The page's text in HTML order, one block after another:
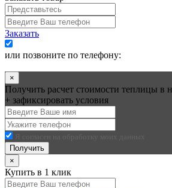
Заказать
или позвоните по телефону:
×
Получить расчет стоимости теплицы в
+ зафиксировать условия
Я согласен на обработку моих данных
Получить
×
Купить в 1 клик